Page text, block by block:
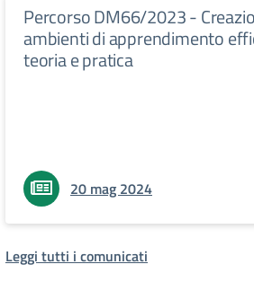
Percorso DM66/2023 -
ambienti di apprendimento
teoria e pratica
20 mag 2024
Leggi tutti i comunicati